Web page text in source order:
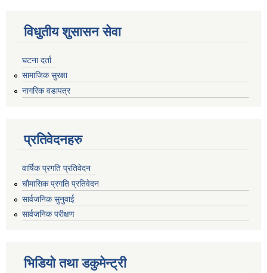
विधुतीय शुसासन सेवा
घटना दर्ता
सामाजिक सुरक्षा
नागरिक वडापत्र
प्रतिवेदनहरु
वार्षिक प्रगति प्रतिवेदन
चौमासिक प्रगति प्रतिवेदन
सार्वजनिक सुनुवाई
सार्वजनिक परीक्षण
भिडियो तथा डकुमेन्ट्री